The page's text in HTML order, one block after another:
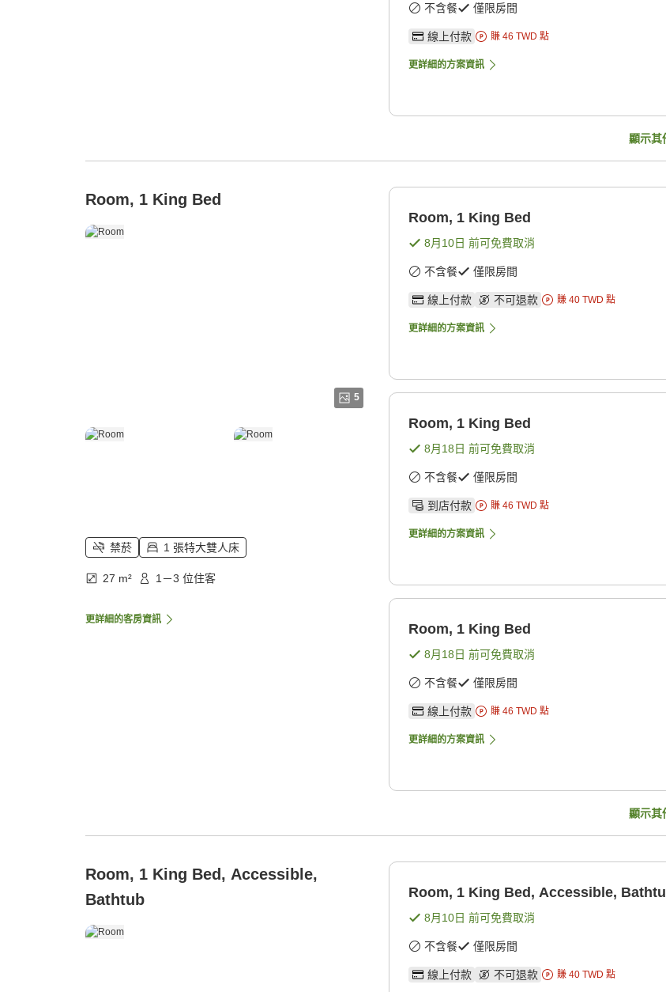
不含餐 僅限房間
線上付款 賺 46 TWD 點
更詳細的方案資訊
顯示其
Room, 1 King Bed
5
禁菸 1 張特大雙人床
27 m² 1－3 位住客
更詳細的客房資訊
Room, 1 King Bed
8月10日 前可免費取消
不含餐 僅限房間
線上付款 不可退款 賺 40 TWD 點
更詳細的方案資訊
Room, 1 King Bed
8月18日 前可免費取消
不含餐 僅限房間
到店付款 賺 46 TWD 點
更詳細的方案資訊
Room, 1 King Bed
8月18日 前可免費取消
不含餐 僅限房間
線上付款 賺 46 TWD 點
更詳細的方案資訊
顯示其
Room, 1 King Bed, Accessible,
Bathtub
Room, 1 King Bed, Accessible,
8月10日 前可免費取消
不含餐 僅限房間
線上付款 不可退款 賺 40 TWD 點